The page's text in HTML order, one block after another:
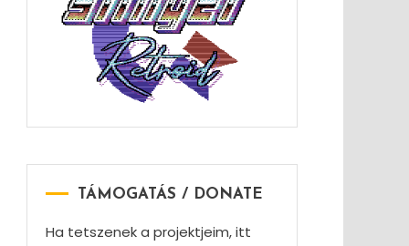
TÁMOGATÁS / DONATE
Ha tetszenek a projektjeim, itt